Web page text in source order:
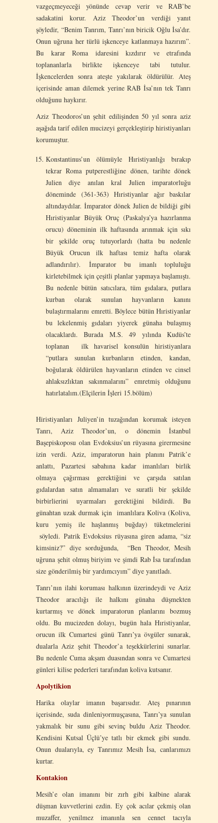
vazgeçmeyeceği yönünde cevap verir ve RAB’be
sadakatini korur. Aziz Theodor’un verdiği yanıt
şöyledir, “Benim Tanrım, Tanrı’nın biricik Oğlu İsa’dır.
Onun uğruna her türlü işkenceye katlanmaya hazırım”.
Bu karar Roma idaresini kızdırır ve etrafında
toplananlarla birlikte işkenceye tabi tutulur.
İşkencelerden sonra ateşte yakılarak öldürülür. Ateş
içerisinde aman dilemek yerine RAB İsa’nın tek Tanrı
olduğunu haykırır.
Aziz Theodoros’un şehit edilişinden 50 yıl sonra aziz
aşağıda tarif edilen mucizeyi gerçekleştirip hiristiyanları
korumuştur.
Konstantinus’un ölümüyle Hıristiyanlığı bırakıp
tekrar Roma putperestliğine dönen, tarihte dönek
Julien diye anılan kral Julien imparatorluğu
döneminde (361-363) Hıristiyanlar ağır baskılar
altındaydılar. İmparator dönek Julien de bildiği gibi
Hıristiyanlar Büyük Oruç (Paskalya’ya hazırlanma
orucu) döneminin ilk haftasında arınmak için sıkı
bir şekilde oruç tutuyorlardı (hatta bu nedenle
Büyük Orucun ilk haftası temiz hafta olarak
adlandırılır). İmparator bu imanlı topluluğu
kirletebilmek için çeşitli planlar yapmaya başlamıştı.
Bu nedenle bütün satıcılara, tüm gıdalara, putlara
kurban olarak sunulan hayvanların kanını
bulaştırmalarını emretti. Böylece bütün Hıristiyanlar
bu lekelenmiş gıdaları yiyerek günaha bulaşmış
olacaklardı. Burada M.S. 49 yılında Kudüs’te
toplanan ilk havarisel konsulün hiristiyanlara
“putlara sunulan kurbanların etinden, kandan,
boğularak öldürülen hayvanların etinden ve cinsel
ahlaksızlıktan sakınmalarını” emretmiş olduğunu
hatırlatalım.(Elçilerin İşleri 15.bölüm)
Hiristiyanları Juliyen’in tuzağından korumak isteyen
Tanrı, Aziz Theodor’un, o dönemin İstanbul
Başepiskoposu olan Evdoksius’un rüyasına girermesine
izin verdi. Aziz, imparatorun hain planını Patrik’e
anlattı, Pazartesi sabahına kadar imanlıları birlik
olmaya çağırması gerektiğini ve çarşıda satılan
gıdalardan satın almamaları ve suratli bir şekilde
birbirlierini uyarmaları gerektiğini bildirdi. Bu
günahtan uzak durmak için imanlılara Koliva (Koliva,
kuru yemiş ile haşlanmış buğday) tüketmelerini
söyledi. Patrik Evdoksius rüyasına giren adama, “siz
kimsiniz?” diye sorduğunda, “Ben Theodor, Mesih
uğruna şehit olmuş biriyim ve şimdi Rab İsa tarafından
size gönderilmiş bir yardımcıyım” diye yanıtladı.
Tanrı’nın ilahi koruması halkının üzerindeydi ve Aziz
Theodor aracılığı ile halkını günaha düşmekten
kurtarmış ve dönek imparatorun planlarını bozmuş
oldu. Bu mucizeden dolayı, bugün hala Hıristiyanlar,
orucun ilk Cumartesi günü Tanrı’ya övgüler sunarak,
dualarla Aziz şehit Theodor’a teşekkürlerini sunarlar.
Bu nedenle Cuma akşam duasından sonra ve Cumartesi
günleri kilise pederleri tarafından koliva kutsanır.
Apolytikion
Harika olaylar imanın başarısıdır. Ateş pınarının
içerisinde, suda dinleniyormuşçasına, Tanrı’ya sunulan
yakmalık bir sunu gibi sevinç buldu Aziz Theodor.
Kendisini Kutsal Üçlü’ye tatlı bir ekmek gibi sundu.
Onun dualarıyla, ey Tanrımız Mesih İsa, canlarımızı
kurtar.
Kontakion
Mesih’e olan imanını bir zırh gibi kalbine alarak
düşman kuvvetlerini ezdin. Ey çok acılar çekmiş olan
muzaffer, yenilmez imanınla sen cennet tacıyla